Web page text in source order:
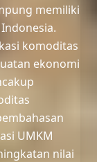
memiliki
komoditas
ekonomi
UMKM
nilai